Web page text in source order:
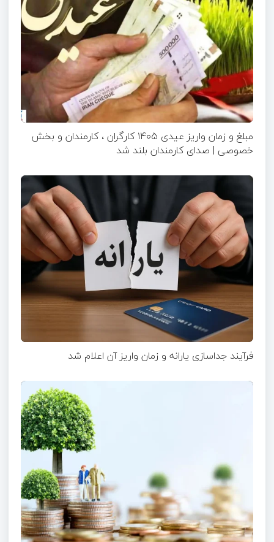
مبلغ و زمان واریز عیدی ۱۴۰۵ کارگران ، کارمندان و بخش
خصوصی | صدای کارمندان بلند شد
فرآیند جداسازی یارانه و زمان واریز آن اعلام شد